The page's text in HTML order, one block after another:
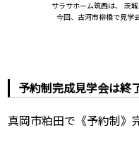
サラサホーム筑西は、 茨
今回、古河市柳橋で見学
予約制完成見学会は終
真岡市粕田で《予約制》